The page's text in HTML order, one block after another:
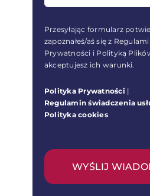
Przesyłając formularz
zapoznałeś/aś się z
Prywatności i Polityką
akceptujesz ich warunki.
Polityka Prywatności |
Regulamin świadczenia
Polityka cookies
WYŚLIJ